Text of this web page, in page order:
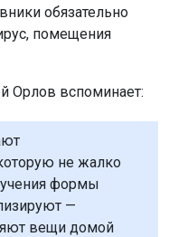
обязательно
помещения
Орлов вспоминает:
не жалко
формы
—
вещи домой